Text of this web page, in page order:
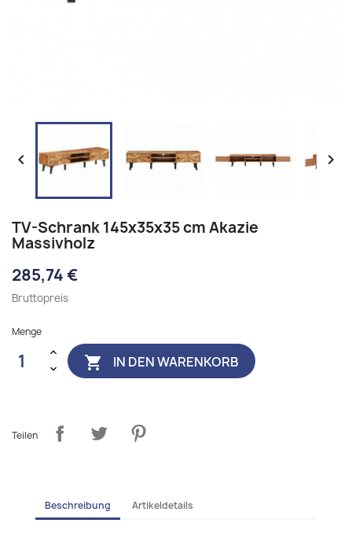
 
TV-Schrank 145x35x35 cm Akazie
Massivholz
285,74 €
Bruttopreis
Menge
 IN DEN WARENKORB
Teilen
Beschreibung Artikeldetails